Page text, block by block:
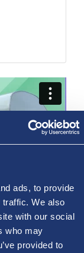
ads, to provide
We also
with our social
who may
provided to